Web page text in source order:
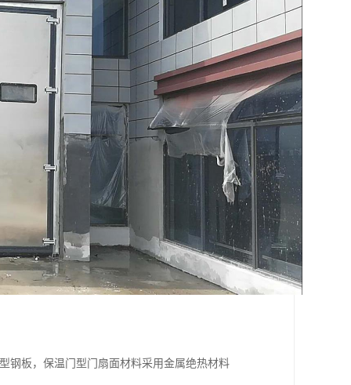
钢板，保温门型门扇面材料采用金属绝热材料